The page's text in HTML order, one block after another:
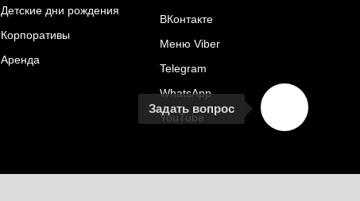
Задать вопрос
Детские дни рождения
Корпоративы
Аренда
ВКонтакте
Меню Viber
Telegram
WhatsApp
YouTube